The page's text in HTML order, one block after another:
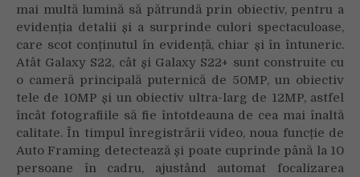
mai multă lumină să pătrundă prin obiectiv, pentru a
evidenția detalii și a surprinde culori spectaculoase,
care scot conținutul în evidență, chiar și în întuneric.
Atât Galaxy S22, cât și Galaxy S22+ sunt construite cu
o cameră principală puternică de 50MP, un obiectiv
tele de 10MP și un obiectiv ultra-larg de 12MP, astfel
încât fotografiile să fie întotdeauna de cea mai înaltă
calitate. În timpul înregistrării video, noua funcție de
Auto Framing detectează și poate cuprinde până la 10
persoane în cadru, ajustând automat focalizarea